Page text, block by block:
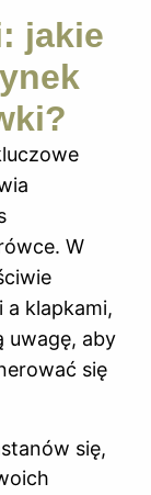
jakie
W
a klapkami,
uwagę, aby
się
się,